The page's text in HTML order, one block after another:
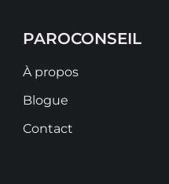
PAROCONSEIL
À propos
Blogue
Contact